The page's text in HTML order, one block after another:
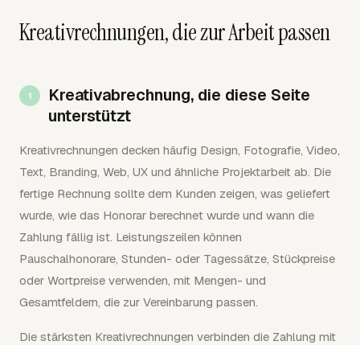
Kreativrechnungen, die zur Arbeit passen
Kreativabrechnung, die diese Seite
unterstützt
Kreativrechnungen decken häufig Design, Fotografie, Video,
Text, Branding, Web, UX und ähnliche Projektarbeit ab. Die
fertige Rechnung sollte dem Kunden zeigen, was geliefert
wurde, wie das Honorar berechnet wurde und wann die
Zahlung fällig ist. Leistungszeilen können
Pauschalhonorare, Stunden- oder Tagessätze, Stückpreise
oder Wortpreise verwenden, mit Mengen- und
Gesamtfeldern, die zur Vereinbarung passen.
Die stärksten Kreativrechnungen verbinden die Zahlung mit